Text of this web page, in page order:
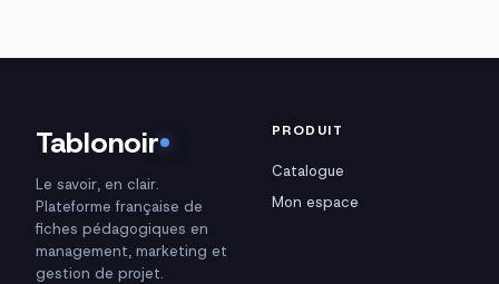
Tablonoir
Le savoir, en clair.
Plateforme française de
fiches pédagogiques en
management, marketing et
gestion de projet.
PRODUIT
Catalogue
Mon espace